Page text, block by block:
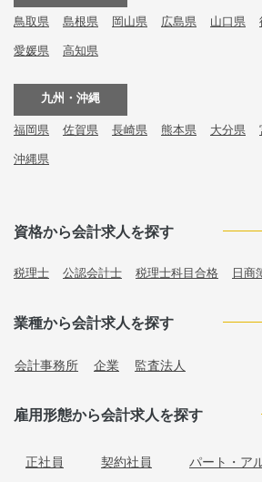
鳥取県 島根県 岡山県 広島県 山口県
愛媛県 高知県
九州・沖縄
福岡県 佐賀県 長崎県 熊本県 大分県
沖縄県
資格から会計求人を探す
税理士 公認会計士 税理士科目合格 日商
業種から会計求人を探す
会計事務所 企業 監査法人
雇用形態から会計求人を探す
正社員 契約社員 パート・ア